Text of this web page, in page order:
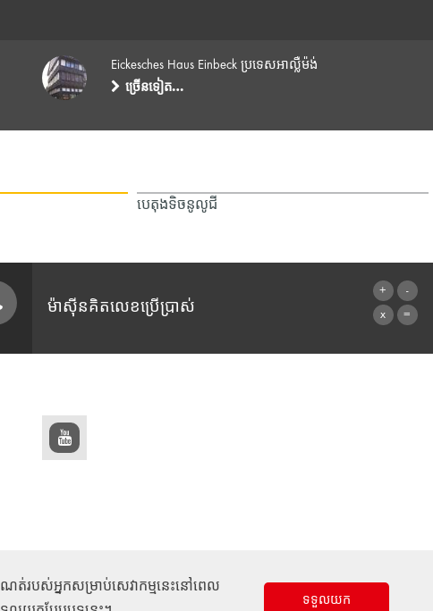
ណត់របស់អ្នកសម្រាប់សេវាកម្មនេះនៅពេល
ទទួលយក
Eickesches Haus Einbeck ប្រទេសអាល្លឺម៉ង់
ច្រើនទៀត…
បេតុងទិចនូលូជី
ម៉ាស៊ីនគិតលេខប្រើប្រាស់